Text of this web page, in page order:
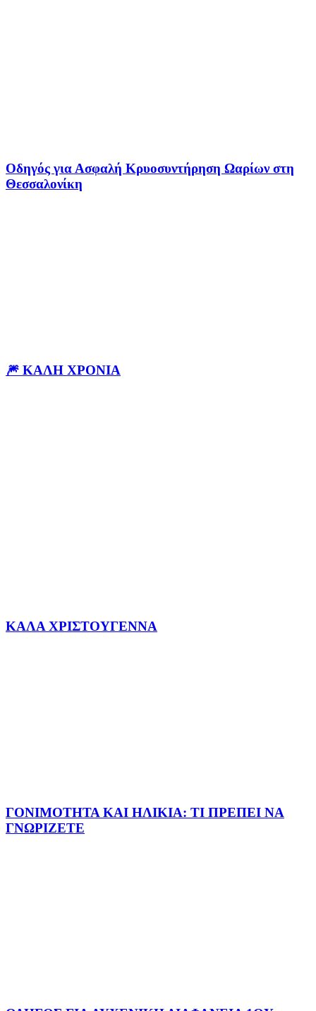
Οδηγός για Ασφαλή Κρυοσυντήρηση Ωαρίων στη
Θεσσαλονίκη
🎆 ΚΑΛΗ ΧΡΟΝΙΑ
ΚΑΛΑ ΧΡΙΣΤΟΥΓΕΝΝΑ
ΓΟΝΙΜΟΤΗΤΑ ΚΑΙ ΗΛΙΚΙΑ: ΤΙ ΠΡΕΠΕΙ ΝΑ
ΓΝΩΡΙΖΕΤΕ